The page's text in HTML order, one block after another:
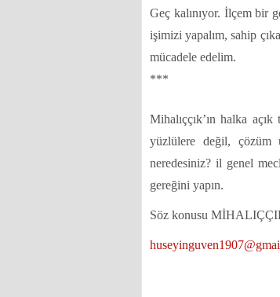
Geç kalınıyor. İlçem bir
işimizi yapalım, sahip
mücadele edelim.
***
Mihalıççık’ın halka
yüzlülere değil, çözüm
neredesiniz? il genel
gereğini yapın.
Söz konusu